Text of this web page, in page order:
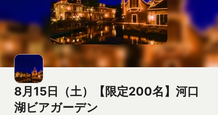
8月15日（土）【限定200名】河口
湖ビアガーデン